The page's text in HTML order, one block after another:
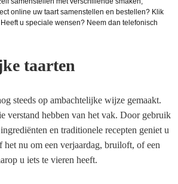
online uw taart samenstellen en bestellen? Klik
u speciale wensen? Neem dan telefonisch
taarten
steeds op ambachtelijke wijze gemaakt.
verstand hebben van het vak. Door gebruik
en traditionele recepten geniet u
het nu om een verjaardag, bruiloft, of een
u iets te vieren heeft.